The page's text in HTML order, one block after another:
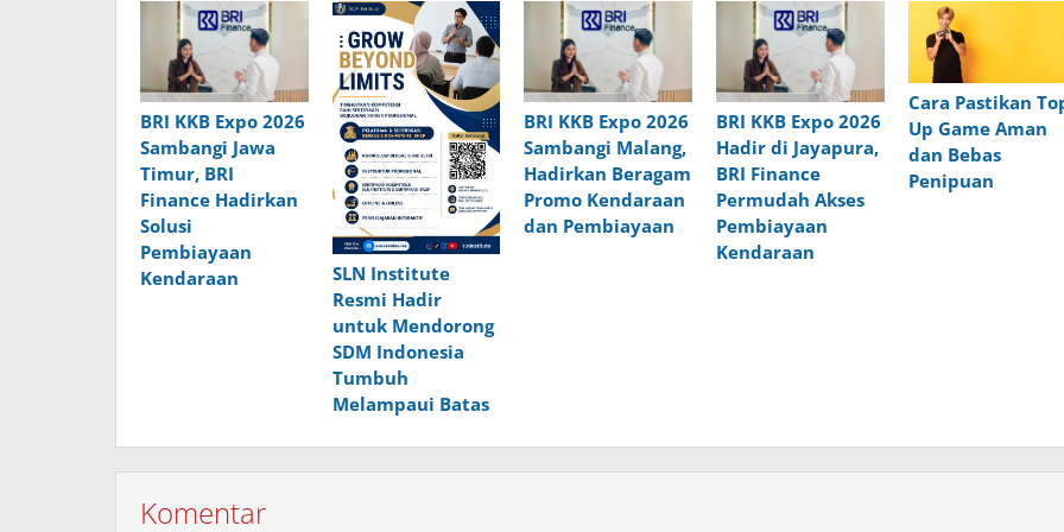
BRI KKB Expo 2026
Sambangi Jawa
Timur, BRI
Finance Hadirkan
Solusi
Pembiayaan
Kendaraan
SLN Institute
Resmi Hadir
untuk Mendorong
SDM Indonesia
Tumbuh
Melampaui Batas
BRI KKB Expo 2026
Sambangi Malang,
Hadirkan Beragam
Promo Kendaraan
dan Pembiayaan
BRI KKB Expo 2026
Hadir di Jayapura,
BRI Finance
Permudah Akses
Pembiayaan
Kendaraan
Cara Pastikan
Up Game Aman
dan Bebas
Penipuan
Komentar